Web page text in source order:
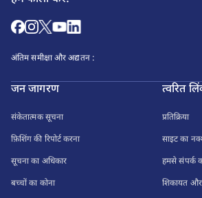
अंतिम समीक्षा और अद्यतन :
जन जागरण
संकेतात्मक सूचना
फ़िशिंग की रिपोर्ट करना
सूचना का अधिकार
बच्चों का कोना
त्वरित
प्रतिक्रिया
साइट का
हमसे संपर्क
शिकायत और